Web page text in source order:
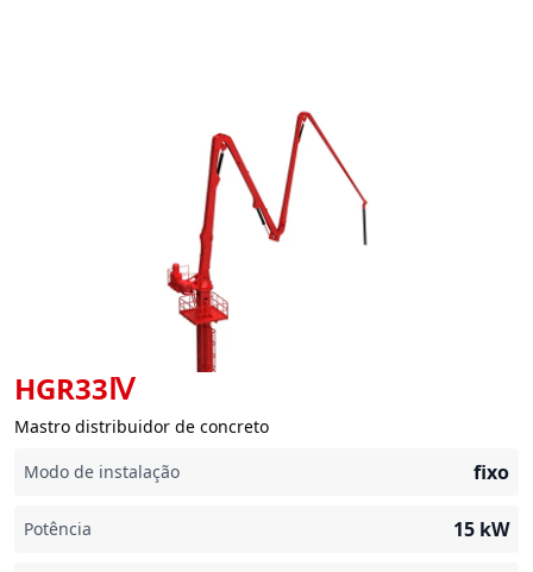
HGR33Ⅳ
Mastro distribuidor de concreto
Modo de instalação
fixo
Potência 15 kW